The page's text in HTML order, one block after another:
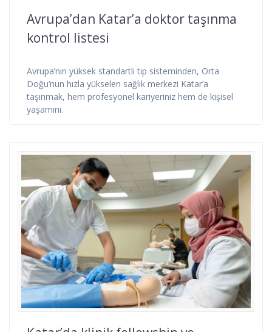
Avrupa’dan Katar’a doktor taşınma
kontrol listesi
Avrupa’nın yüksek standartlı tıp sisteminden, Orta
Doğu’nun hızla yükselen sağlık merkezi Katar’a
taşınmak, hem profesyonel kariyeriniz hem de kişisel
yaşamını.